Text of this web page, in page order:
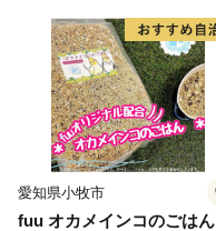
愛知県小牧市
fuu オカメインコのごはん